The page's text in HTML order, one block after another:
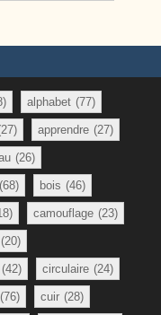
alphabet (77)
apprendre (27)
(26)
(68) bois (46)
camouflage (23)
(20)
(42) circulaire (24)
(76) cuir (28)